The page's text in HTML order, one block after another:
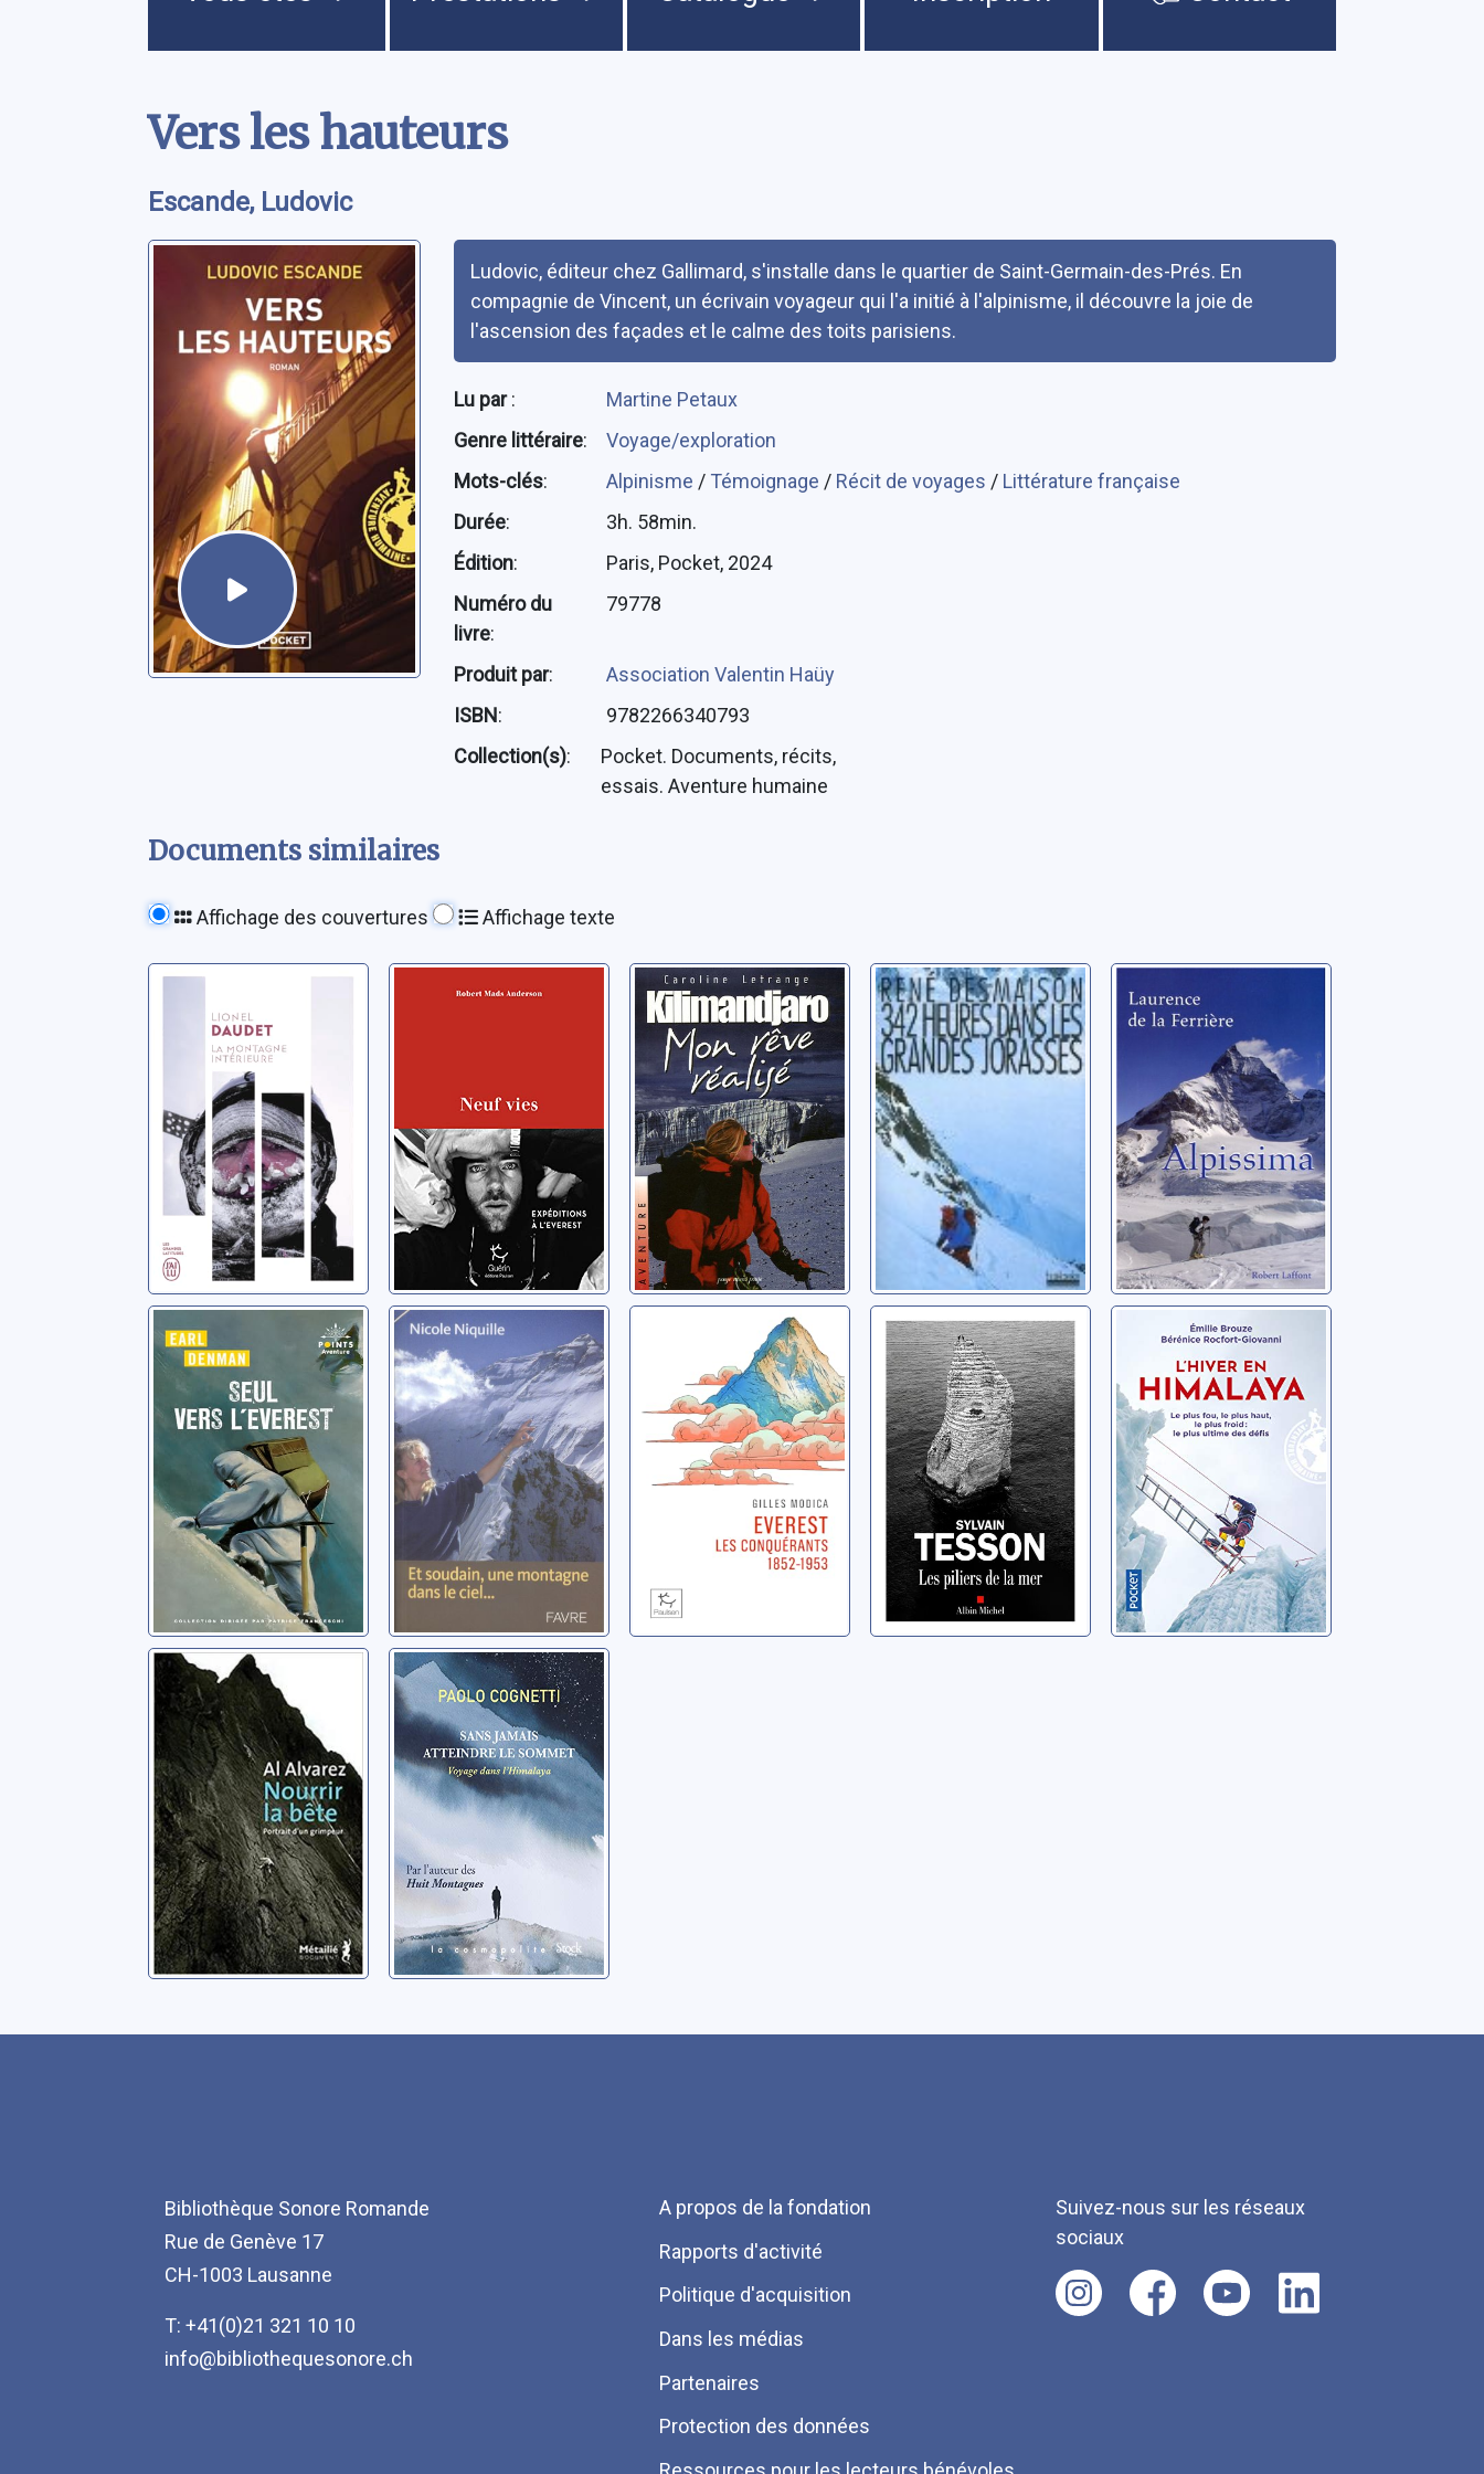
Vers les hauteurs
Escande, Ludovic
Ludovic, éditeur chez Gallimard, s'installe dans le quartier de Saint-Germain-des-Prés. En
compagnie de Vincent, un écrivain voyageur qui l'a initié à l'alpinisme, il découvre la joie de
l'ascension des façades et le calme des toits parisiens.
Lu par:
Martine Petaux
Genre littéraire:
Voyage/exploration
Mots-clés: Alpinisme / Témoignage / Récit de voyages / Littérature française
Durée:
3h. 58min.
Édition:
Paris, Pocket, 2024
Numéro du
livre:
79778
Produit par:
Association Valentin Haüy
ISBN:
9782266340793
Collection(s):
Pocket. Documents, récits,
essais. Aventure humaine
Documents similaires
Affichage des couvertures Affichage texte
La montagne
intérieure
Daudet, Lionel
Neuf vies:
Kilimandjaro,
mon rêve réalisé
Letrange, Caroline
342 heures dans
les Grandes
Jorasses
Desmaison, René
Alpissima
La Ferrière, Laurence
Seul vers
l'Everest
Denman, Earl
Et soudain, une
montagne dans
le ciel
Niquille, Nicole
Everest, les
conquérants:
1852-1953
Modica, Gilles
Les piliers de la
mer
Tesson, Sylvain
L'hiver en
Himalaya:
l'ultime défi
Brouze, Emilie
Nourrir la bête
Alvarez, Al
Sans jamais
atteindre le
sommet
Cognetti, Paolo
Bibliothèque Sonore Romande
Rue de Genève 17
CH-1003 Lausanne
T: +41(0)21 321 10 10
info@bibliothequesonore.ch
Menu
Pied
de
page
A propos de la fondation
Rapports d'activité
Politique d'acquisition
Dans les médias
Partenaires
Protection des données
Suivez-nous sur les réseaux
sociaux